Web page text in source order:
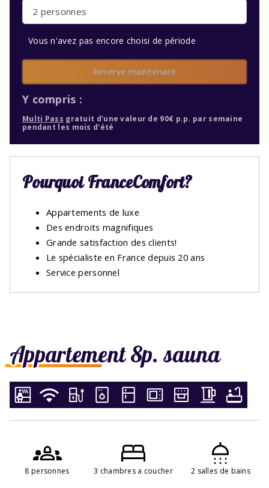
Appartement 8p. sauna
8 personnes 3 chambres a coucher 2 salles de bains
2 personnes
Vous n'avez pas encore choisi de période
Reserve maintenant
Y compris :
Multi Pass gratuit d'une valeur de 90€ p.p. par semaine
pendant les mois d'été
Pourquoi FranceComfort?
Appartements de luxe
Des endroits magnifiques
Grande satisfaction des clients!
Le spécialiste en France depuis 20 ans
Service personnel